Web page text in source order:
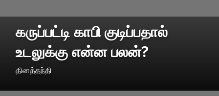
கருப்பட்டி காபி குடிப்பதால்
உடலுக்கு என்ன பலன்?
தினத்தந்தி